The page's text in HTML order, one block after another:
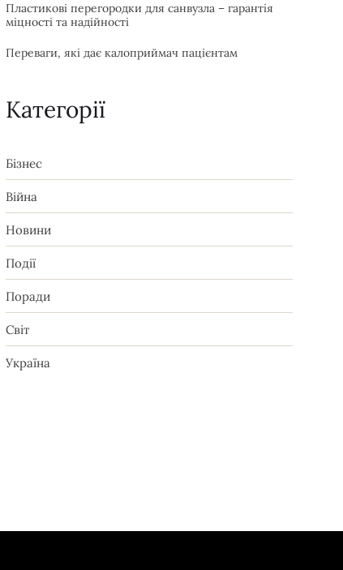
Пластикові перегородки для санвузла – гарантія
міцності та надійності
Переваги, які дає калоприймач пацієнтам
Категорії
Бізнес
Війна
Новини
Події
Поради
Світ
Україна